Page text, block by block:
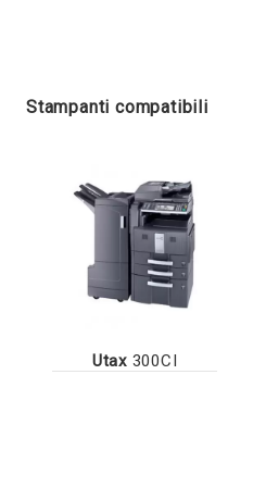
Stampanti compatibili
Utax300CI